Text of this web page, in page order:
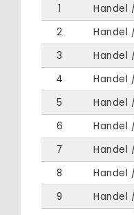
1
Handel
2
Handel
3
Handel
4
Handel
5
Handel
6
Handel
7
Handel
8
Handel
9
Handel